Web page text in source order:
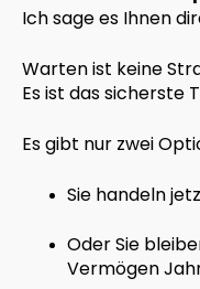
Ich sage es Ihnen
Warten ist keine
Es ist das sicherste
Es gibt nur zwei
Sie handeln
Oder Sie
Vermögen